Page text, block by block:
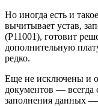
Но иногда есть и
вычитывает устав,
(Р11001), готовит
дополнительную
редко.
Еще не исключены и
документов — всегда
заполнения данных